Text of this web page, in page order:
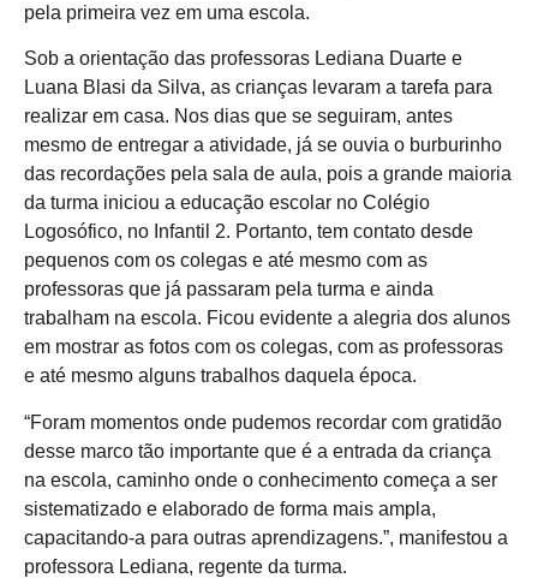
pela primeira vez em uma escola.
Sob a orientação das professoras Lediana Duarte e
Luana Blasi da Silva, as crianças levaram a tarefa para
realizar em casa. Nos dias que se seguiram, antes
mesmo de entregar a atividade, já se ouvia o burburinho
das recordações pela sala de aula, pois a grande maioria
da turma iniciou a educação escolar no Colégio
Logosófico, no Infantil 2. Portanto, tem contato desde
pequenos com os colegas e até mesmo com as
professoras que já passaram pela turma e ainda
trabalham na escola. Ficou evidente a alegria dos alunos
em mostrar as fotos com os colegas, com as professoras
e até mesmo alguns trabalhos daquela época.
“Foram momentos onde pudemos recordar com gratidão
desse marco tão importante que é a entrada da criança
na escola, caminho onde o conhecimento começa a ser
sistematizado e elaborado de forma mais ampla,
capacitando-a para outras aprendizagens.”, manifestou a
professora Lediana, regente da turma.